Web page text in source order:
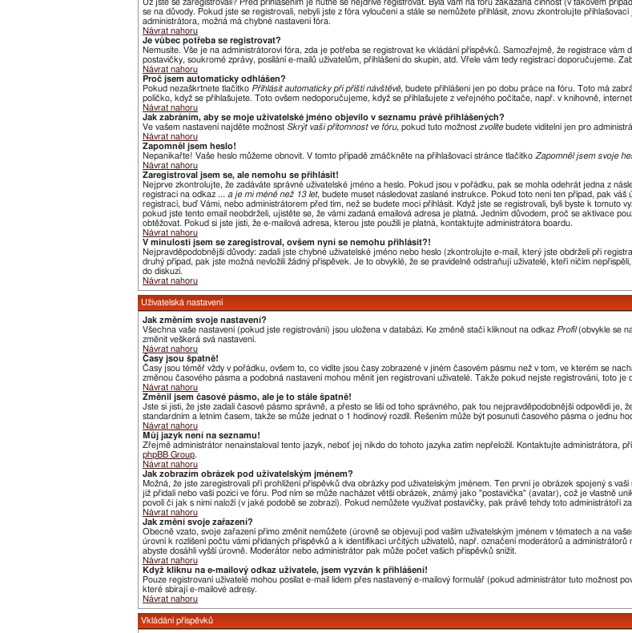
Už jste se zaregistrovali? Před přihlášením je nutné se nejdříve registrovat. Byla vám na fóru zakázána činnost (v takovém
se na důvody. Pokud jste se registrovali, nebyli jste z fóra vyloučeni a stále se nemůžete přihlásit, znovu zkontrolujte
administrátora, možná má chybné nastavení fóra.
Návrat nahoru
Je vůbec potřeba se registrovat?
Nemusíte. Vše je na administrátorovi fóra, zda je potřeba se registrovat ke vkládání příspěvků. Samozřejmě, že registrace vám
postavičky, soukromé zprávy, posílání e-mailů uživatelům, přihlášení do skupin, atd. Vřele vám tedy registraci doporučujeme.
Návrat nahoru
Proč jsem automaticky odhlášen?
Pokud nezaškrtnete tlačítko Přihlásit automaticky při příští návštěvě, budete přihlášeni jen po dobu práce na fóru. Toto má
políčko, když se přihlašujete. Toto ovšem nedoporučujeme, když se přihlašujete z veřejného počítače, např. v knihovně,
Návrat nahoru
Jak zabráním, aby se moje uživatelské jméno objevilo v seznamu právě přihlášených?
Ve vašem nastavení najděte možnost Skrýt vaši přítomnost ve fóru, pokud tuto možnost zvolítebudete viditelní jen pro
Návrat nahoru
Zapomněl jsem heslo!
Nepanikařte! Vaše heslo můžeme obnovit. V tomto případě zmáčkněte na přihlašovací stránce tlačítko Zapomněl jsem svoje
Návrat nahoru
Zaregistroval jsem se, ale nemohu se přihlásit!
Nejprve zkontrolujte, že zadáváte správné uživatelské jméno a heslo. Pokud jsou v pořádku, pak se mohla odehrát jedna z
registraci na odkaz ... a je mi méně než 13 let, budete muset následovat zaslané instrukce. Pokud toto není ten případ, pak
registrací, buď Vámi, nebo administrátorem před tím, než se budete moci přihlásit. Když jste se registrovali, byli byste k tomuto
pokud jste tento email neobdrželi, ujistěte se, že vámi zadaná emailová adresa je platná. Jedním důvodem, proč se aktivace
obtěžovat. Pokud si jste jisti, že e-mailová adresa, kterou jste použili je platná, kontaktujte administrátora boardu.
Návrat nahoru
V minulosti jsem se zaregistroval, ovšem nyní se nemohu přihlásit?!
Nejpravděpodobnější důvody: zadali jste chybné uživatelské jméno nebo heslo (zkontrolujte e-mail, který jste obdrželi při
druhý případ, pak jste možná nevložili žádný příspěvek. Je to obvyklé, že se pravidelně odstraňují uživatelé, kteří ničím
do diskuzí.
Návrat nahoru
Uživatelská nastavení
Jak změním svoje nastavení?
Všechna vaše nastavení (pokud jste registrováni) jsou uložena v databázi. Ke změně stačí kliknout na odkaz Profil(obvykle se
změnit veškerá svá nastavení.
Návrat nahoru
Časy jsou špatně!
Časy jsou téměř vždy v pořádku, ovšem to, co vidíte jsou časy zobrazené v jiném časovém pásmu než v tom, ve kterém se
změnou časového pásma a podobná nastavení mohou měnit jen registrovaní uživatelé. Takže pokud nejste registrováni, toto je
Návrat nahoru
Změnil jsem časové pásmo, ale je to stále špatně!
Jste si jisti, že jste zadali časové pásmo správně, a přesto se liší od toho správného, pak tou nejpravděpodobnější odpovědí je,
standardním a letním časem, takže se může jednat o 1 hodinový rozdíl. Řešením může být posunutí časového pásma o jednu
Návrat nahoru
Můj jazyk není na seznamu!
Zřejmě administrátor nenainstaloval tento jazyk, neboť jej nikdo do tohoto jazyka zatím nepřeložil. Kontaktujte administrátora,
phpBB Group.
Návrat nahoru
Jak zobrazím obrázek pod uživatelským jménem?
Možná, že jste zaregistrovali při prohlížení příspěvků dva obrázky pod uživatelským jménem. Ten první je obrázek spojený s
již přidali nebo vaší pozici ve fóru. Pod ním se může nacházet větší obrázek, známý jako "postavička" (avatar), což je vlastně
povolí či jak s nimi naloží (v jaké podobě se zobrazí). Pokud nemůžete využívat postavičky, pak právě tehdy toto administrátoři
Návrat nahoru
Jak změní svoje zařazení?
Obecně vzato, svoje zařazení přímo změnit nemůžete (úrovně se objevují pod vaším uživatelským jménem v tématech a na
úrovní k rozlišení počtu vámi přidaných příspěvků a k identifikaci určitých uživatelů, např. označení moderátorů a
abyste dosáhli vyšší úrovně. Moderátor nebo administrátor pak může počet vašich příspěvků snížit.
Návrat nahoru
Když kliknu na e-mailový odkaz uživatele, jsem vyzván k přihlášení!
Pouze registrovaní uživatelé mohou posílat e-mail lidem přes nastavený e-mailový formulář (pokud administrátor tuto možnost
které sbírají e-mailové adresy.
Návrat nahoru
Vkládání příspěvků